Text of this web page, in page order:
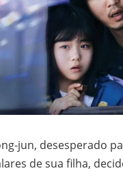
jun, desesperado
de sua filha,